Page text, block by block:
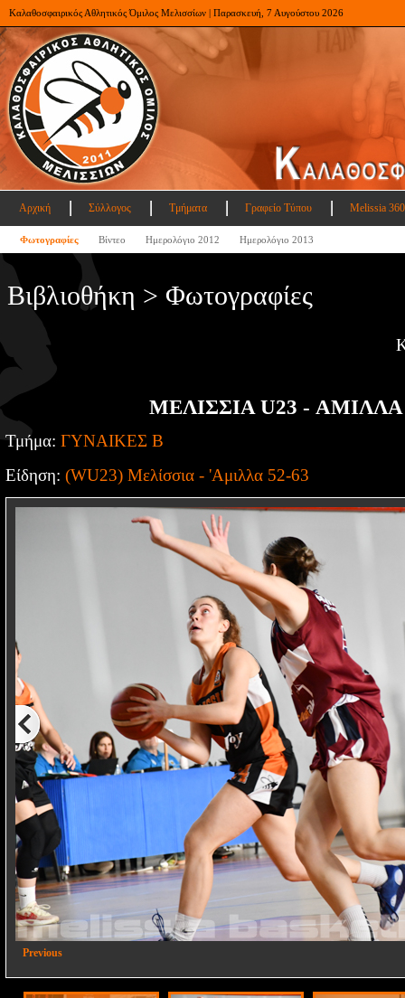
Καλαθοσφαιρικός Αθλητικός Όμιλος Μελισσίων | Παρασκευή, 7 Αυγούστου 2026
Αρχική Σύλλογος Τμήματα Γραφείο Τύπου Melissia
Φωτογραφίες Βίντεο Ημερολόγιο 2012 Ημερολόγιο 2013
Βιβλιοθήκη > Φωτογραφίες
ΜΕΛΙΣΣΙΑ U23 - ΑΜΙΛΛΑ
Τμήμα: ΓΥΝΑΙΚΕΣ Β
Είδηση: (WU23) Μελίσσια - 'Αμιλλα 52-63
2/11
Previous